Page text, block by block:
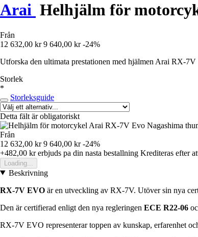
Arai Helhjälm för
Från
12 632,00 kr 9 640,00 kr -24%
Utforska den ultimata prestationen med hjälmen Arai RX-
Storlek
*
Storleksguide
Detta fält är obligatoriskt
Från
12 632,00 kr 9 640,00 kr -24%
+482,00 krerbjuds pa din nasta bestallning Krediteras efter
Loading...
Beskrivning
RX-7V EVO är en utveckling av RX-7V. Utöver sin nya
Den är certifierad enligt den nya regleringen ECE R22-06
RX-7V EVO representerar toppen av kunskap, erfarenhet